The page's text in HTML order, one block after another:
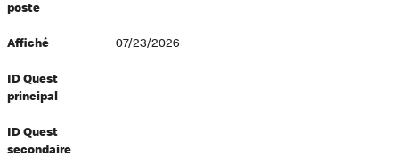
poste
Affiché 07/23/2026
ID Quest
principal
ID Quest
secondaire